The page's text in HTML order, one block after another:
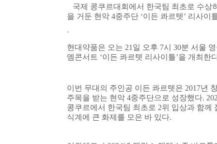
국제 콩쿠르대회에서 한국팀 최초로 수상
을 거둔 현악 4중주단 ‘이든 콰르텟’ 리사이
·
현대약품은 오는 21 일 오후 7시 30분 서울
엠콘서트 ‘이든 콰르텟 리사이틀’을 개최한
이번 무대의 주인공 이든 콰르텟은 2017년
주목을 받는 현악 4중주단으로 성장했다.
콩쿠르에서 한국팀 최초로 2위 입상과 함께
식계에 큰 화제를 모은 바 있다.